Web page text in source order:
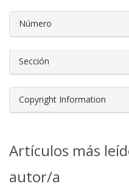
Número
Sección
Copyright Information
Artículos más
autor/a